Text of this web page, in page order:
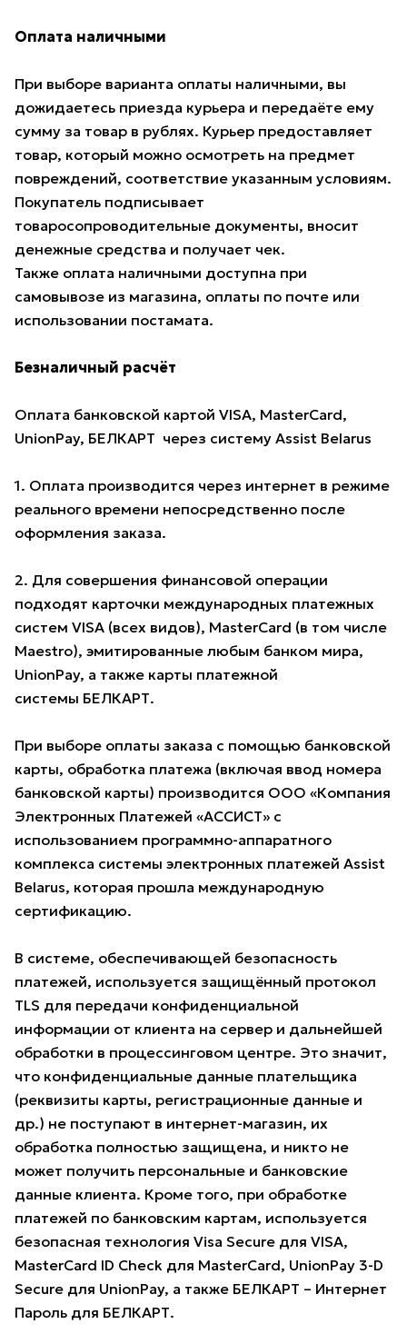
Оплата наличными
При выборе варианта оплаты наличными, вы
дожидаетесь приезда курьера и передаёте ему
сумму за товар в рублях. Курьер предоставляет
товар, который можно осмотреть на предмет
повреждений, соответствие указанным условиям.
Покупатель подписывает
товаросопроводительные документы, вносит
денежные средства и получает чек.
Также оплата наличными доступна при
самовывозе из магазина, оплаты по почте или
использовании постамата.
Безналичный расчёт
Оплата банковской картой VISA, MasterCard,
UnionPay, БЕЛКАРТ через систему Assist Belarus
1. Оплата производится через интернет в режиме
реального времени непосредственно после
оформления заказа.
2. Для совершения финансовой операции
подходят карточки международных платежных
систем VISA (всех видов), MasterCard (в том числе
Maestro), эмитированные любым банком мира,
UnionPay, а также карты платежной
системы БЕЛКАРТ.
При выборе оплаты заказа с помощью банковской
карты, обработка платежа (включая ввод номера
банковской карты) производится ООО «Компания
Электронных Платежей «АССИСТ» с
использованием программно-аппаратного
комплекса системы электронных платежей Assist
Belarus, которая прошла международную
сертификацию.
В системе, обеспечивающей безопасность
платежей, используется защищённый протокол
TLS для передачи конфиденциальной
информации от клиента на сервер и дальнейшей
обработки в процессинговом центре. Это значит,
что конфиденциальные данные плательщика
(реквизиты карты, регистрационные данные и
др.) не поступают в интернет-магазин, их
обработка полностью защищена, и никто не
может получить персональные и банковские
данные клиента. Кроме того, при обработке
платежей по банковским картам, используется
безопасная технология Visa Secure для VISA,
MasterCard ID Check для MasterCard, UnionPay 3-D
Secure для UnionPay, а также БЕЛКАРТ – Интернет
Пароль для БЕЛКАРТ.